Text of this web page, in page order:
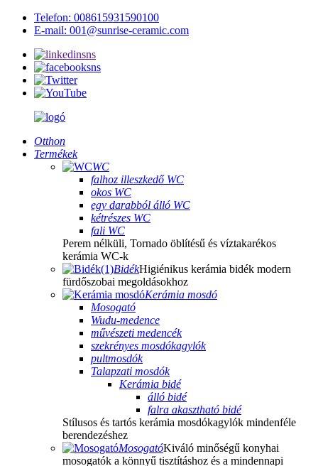
Telefon: 008615931590100
E-mail: 001@sunrise-ceramic.com
Otthon
Termékek
WC
falhoz illeszkedő WC
okos WC
egy darabból álló WC
kétrészes WC
fali WC
Perem nélküli, Tornado öblítésű és víztakarékos
kerámia WC-k
BidékHigiénikus kerámia bidék modern
fürdőszobai megoldásokhoz
Kerámia mosdó
Mosogató
Wudu-medence
művészeti medencék
szekrényes mosdókagylók
pultmosdók
Talapzati mosdók
Kerámia bidé
álló bidé
falra akasztható bidé
Stílusos és tartós kerámia mosdókagylók mindenféle
berendezéshez
MosogatóKiváló minőségű konyhai
mosogatók a könnyű tisztításhoz és a mindennapi